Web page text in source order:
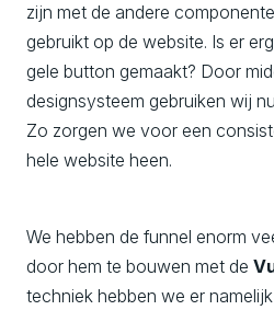
zijn met de andere
gebruikt op de website. Is er
gele button gemaakt? Door
designsysteem gebruiken wij
Zo zorgen we voor een
hele website heen.
We hebben de funnel enorm
door hem te bouwen met de
techniek hebben we er